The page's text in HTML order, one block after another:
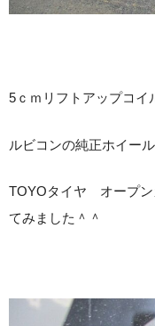
5ｃｍリフトアップコイ
ルビコンの純正ホイー
TOYOタイヤ オープン
てみました＾＾